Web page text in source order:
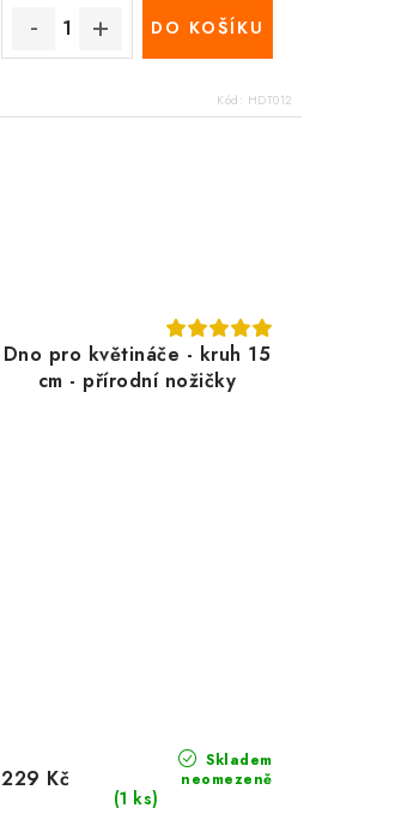
DO KOŠÍKU
Kód: HDT012
Dno pro květináče - kruh 15
cm - přírodní nožičky
Skladem
neomezeně
(1 ks)
229 Kč